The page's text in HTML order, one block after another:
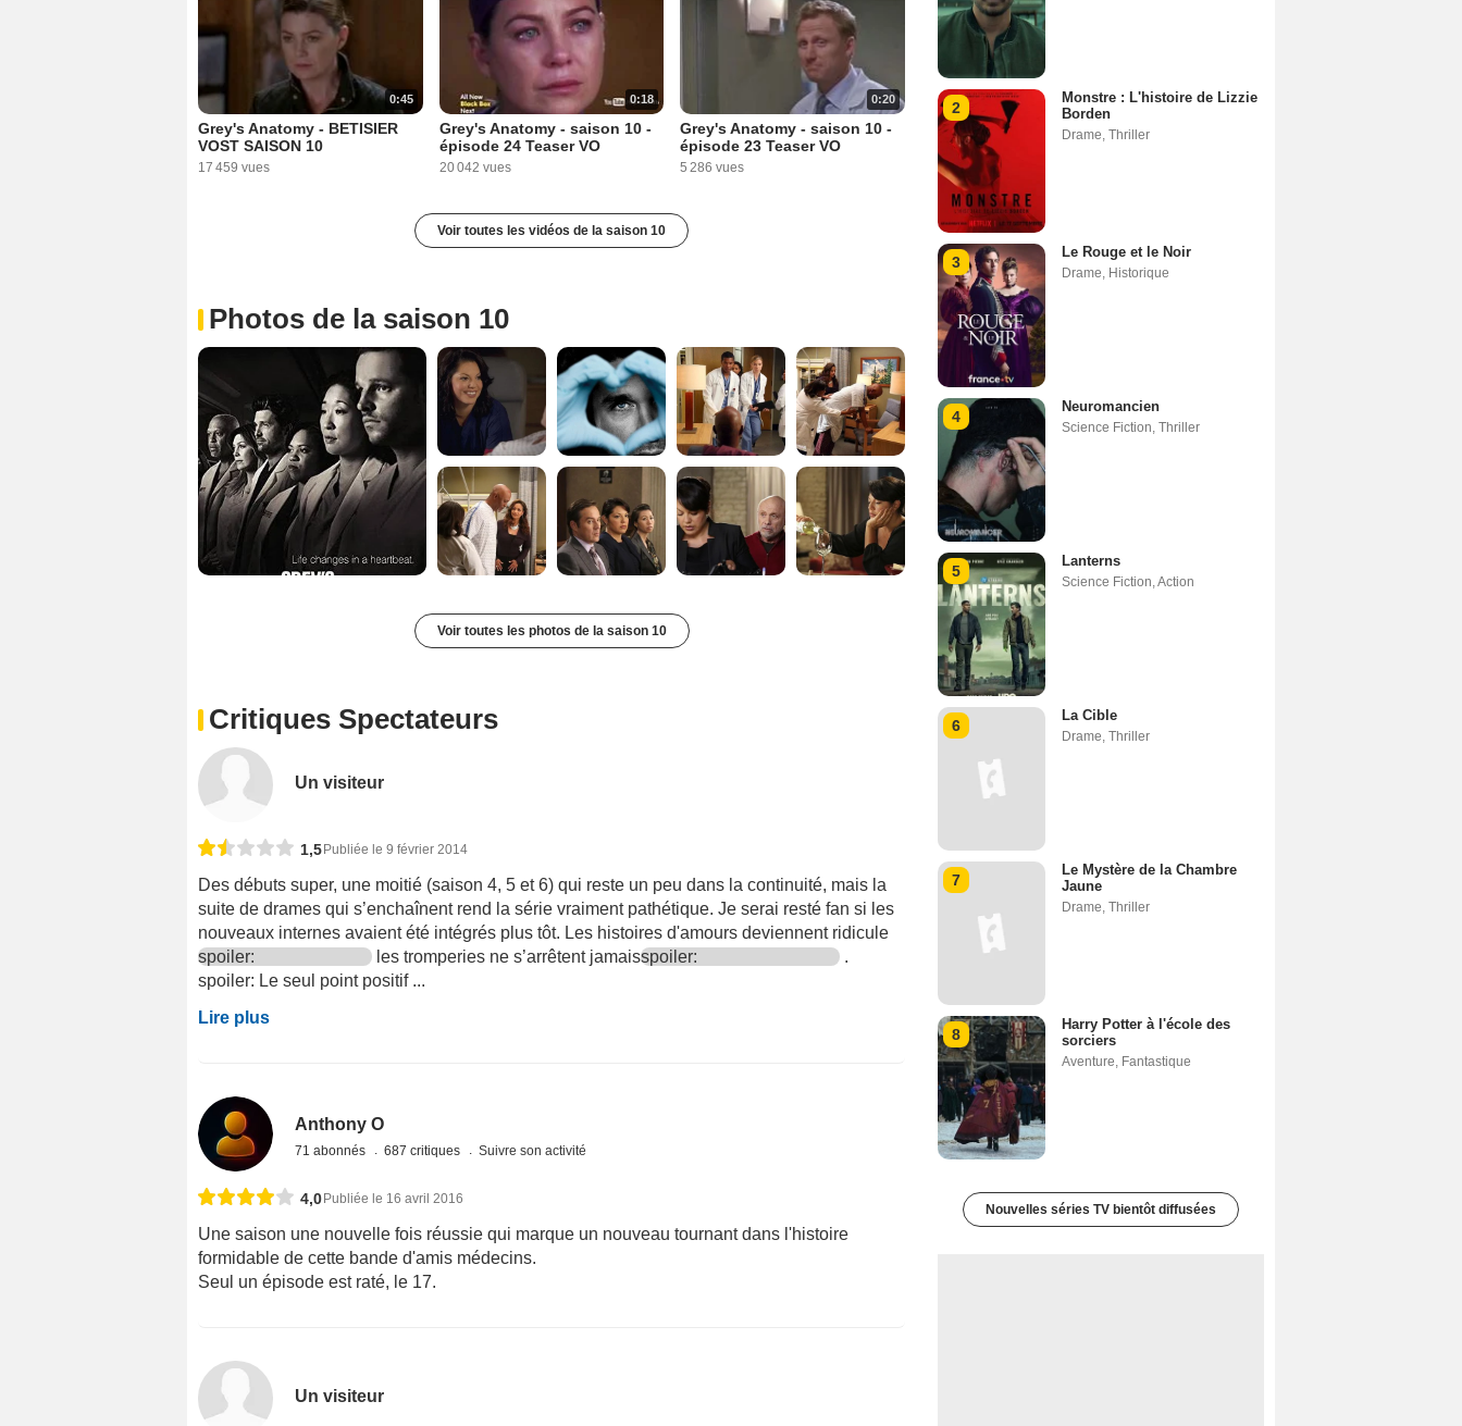
0:45
Grey's Anatomy - BETISIER
VOST SAISON 10
17 459 vues
0:18
Grey's Anatomy - saison 10 -
épisode 24 Teaser VO
20 042 vues
0:20
Grey's Anatomy - saison 10 -
épisode 23 Teaser VO
5 286 vues
Voir toutes les vidéos de la saison 10
Photos de la saison 10
Voir toutes les photos de la saison 10
Critiques Spectateurs
Un visiteur
1,5 Publiée le 9 février 2014
Des débuts super, une moitié (saison 4, 5 et 6) qui reste un peu dans la continuité, mais la
suite de drames qui s’enchaînent rend la série vraiment pathétique. Je serai resté fan si les
nouveaux internes avaient été intégrés plus tôt. Les histoires d'amours deviennent ridicule
spoiler:
les tromperies ne s’arrêtent jamaisspoiler:
.
spoiler: Le seul point positif ...
Lire plus
Anthony O
71 abonnés 687 critiques Suivre son activité
4,0 Publiée le 16 avril 2016
Une saison une nouvelle fois réussie qui marque un nouveau tournant dans l'histoire
formidable de cette bande d'amis médecins.
Seul un épisode est raté, le 17.
Un visiteur
2
Monstre : L'histoire de Lizzie
Borden
Drame Thriller
3
Le Rouge et le Noir
Drame Historique
4
Neuromancien
Science Fiction Thriller
5
Lanterns
Science Fiction Action
6
La Cible
Drame Thriller
7
Le Mystère de la Chambre
Jaune
Drame Thriller
8
Harry Potter à l'école des
sorciers
Aventure Fantastique
Nouvelles séries TV bientôt diffusées